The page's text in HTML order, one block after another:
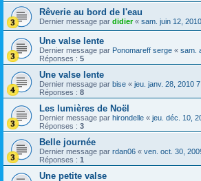
Rêverie au bord de l'eau
Dernier message par didier« sam. juin 12,
Une valse lente
Dernier message par Ponomareff serge « sam.
Réponses : 5
Une valse lente
Dernier message par bise « jeu. janv. 28, 2010
Réponses : 8
Les lumières de Noël
Dernier message par hirondelle « jeu. déc. 10,
Réponses : 3
Belle journée
Dernier message par rdan06 « ven. oct. 30,
Réponses : 1
Une petite valse